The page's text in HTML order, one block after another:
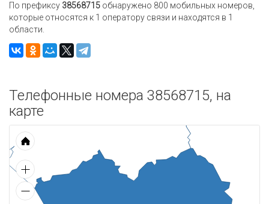
По префиксу 38568715 обнаружено 800 мобильных номеров,
которые относятся к 1 оператору связи и находятся в 1
области.
Телефонные номера 38568715, на
карте